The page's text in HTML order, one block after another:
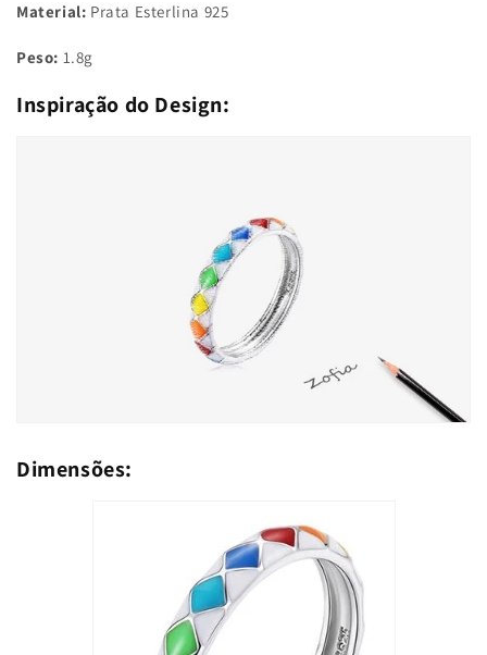
Material: Prata Esterlina 925
Peso: 1.8g
Inspiração do Design:
Dimensões: